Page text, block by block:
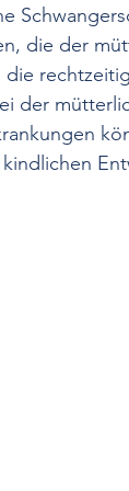
Hypotonie
die der
der